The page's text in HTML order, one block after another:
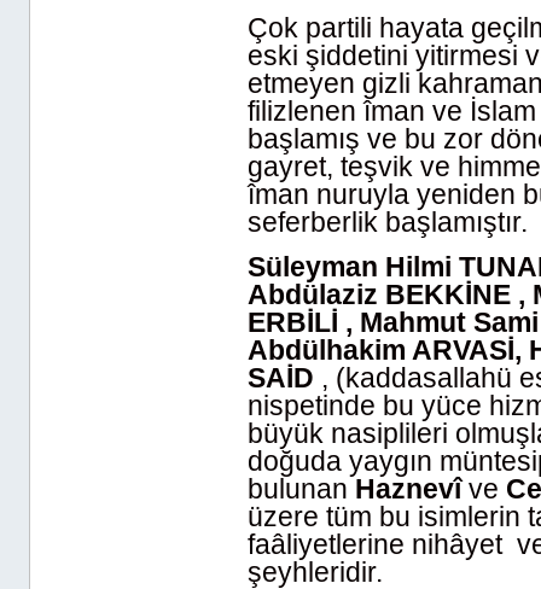
Çok partili hayata
eski şiddetini yitirmesi
etmeyen gizli
filizlenen îman ve
başlamış ve bu zor
gayret, teşvik ve
îman nuruyla yeniden
seferberlik başlamıştır.
Süleyman Hilmi
Abdülaziz BEKKİNE ,
ERBİLİ , Mahmut
Abdülhakim ARVASİ,
SAİD , (kaddasallahü
nispetinde bu yüce
büyük nasiplileri
doğuda yaygın
bulunan Haznevî ve
üzere tüm bu isimlerin
faâliyetlerine nihâyet
şeyhleridir.